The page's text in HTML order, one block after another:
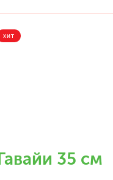
ХИТ
35 см